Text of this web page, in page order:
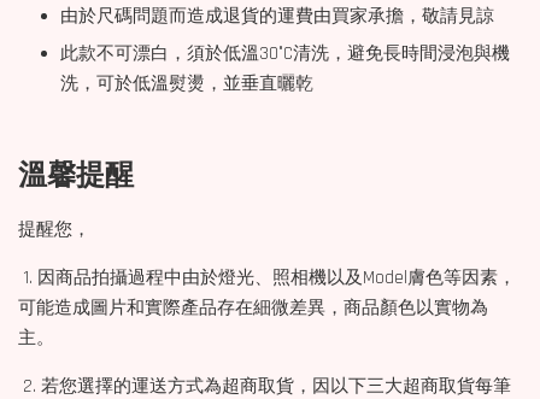
由於尺碼問題而造成退貨的運費由買家承擔，敬請見諒
此款不可漂白，須於低溫30°C清洗，避免長時間浸泡與機
洗，可於低溫熨燙，並垂直曬乾
溫馨提醒
提醒您，
1. 因商品拍攝過程中由於燈光、照相機以及Model膚色等因素，
可能造成圖片和實際產品存在細微差異，商品顏色以實物為
主。
2. 若您選擇的運送方式為超商取貨，因以下三大超商取貨每筆